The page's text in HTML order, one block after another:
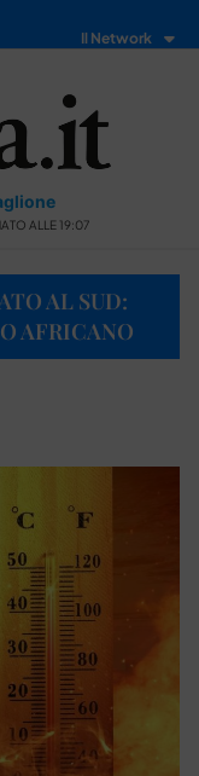
Il Network
ALLE 19:07
AL SUD:
AFRICANO